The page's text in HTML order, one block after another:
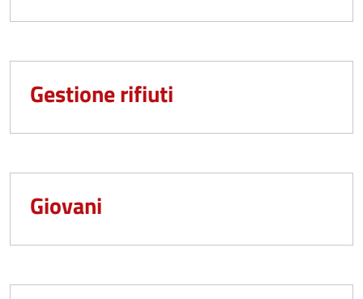
Gestione rifiuti
Giovani